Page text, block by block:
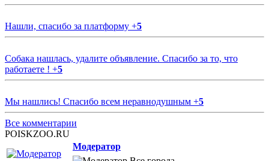
Нашли, спасибо за платформу +5
Собака нашлась, удалите объявление. Спасибо за то, что
работаете ! +5
Мы нашлись! Спасибо всем неравнодушным +5
Все комментарии
POISKZOO.RU
Модератор